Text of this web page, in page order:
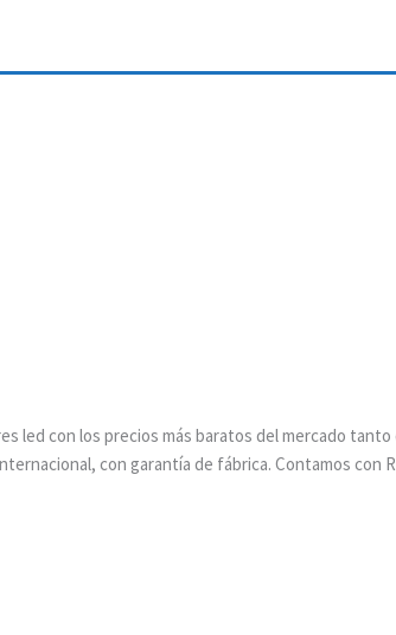
led con los precios más baratos del mercado tanto
con garantía de fábrica. Contamos con